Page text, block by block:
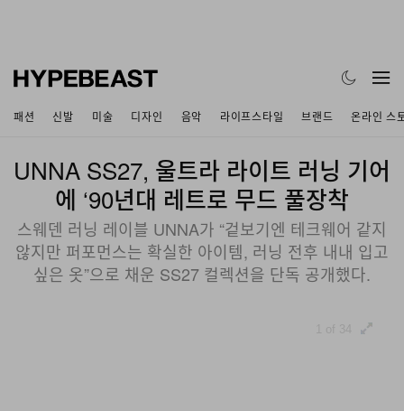
패션 신발 미술 디자인 음악 라이프스타일 브랜드 온라인 스
UNNA SS27, 울트라 라이트 러닝 기어
에 ‘90년대 레트로 무드 풀장착
스웨덴 러닝 레이블 UNNA가 “겉보기엔 테크웨어 같지
않지만 퍼포먼스는 확실한 아이템, 러닝 전후 내내 입고
싶은 옷”으로 채운 SS27 컬렉션을 단독 공개했다.